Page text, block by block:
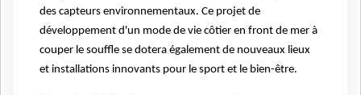
des capteurs environnementaux. Ce projet de
développement d'un mode de vie côtier en front de mer à
couper le souffle se dotera également de nouveaux lieux
et installations innovants pour le sport et le bien-être.